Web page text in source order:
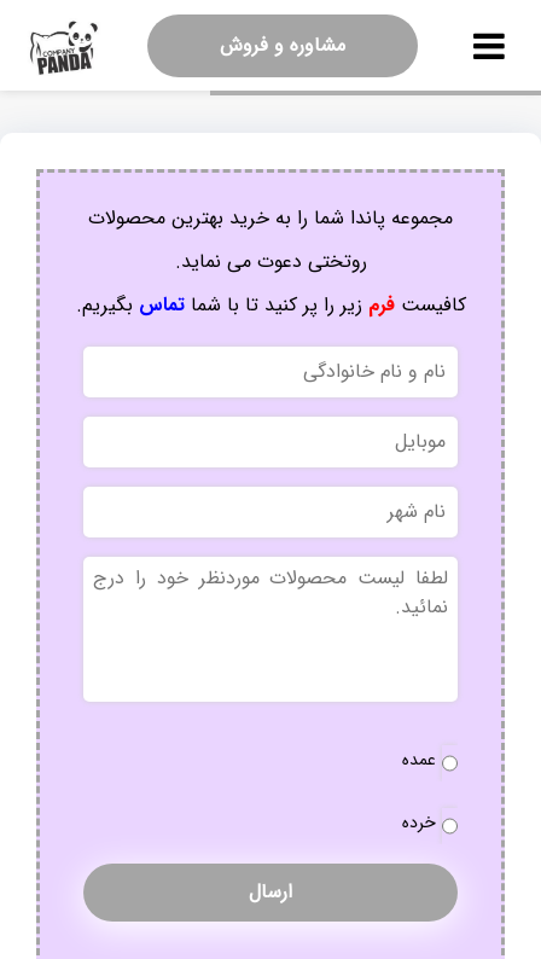
مشاوره و فروش
مجموعه پاندا شما را به خرید بهترین محصولات
روتختی دعوت می نماید.
کافیستفرم زیر را پر کنید تا با شماتماس بگیریم.
نام
و
نام
خانوادگی
موبایل
نام
شهر
بدون
عنوان
نوع
عمده
خرده